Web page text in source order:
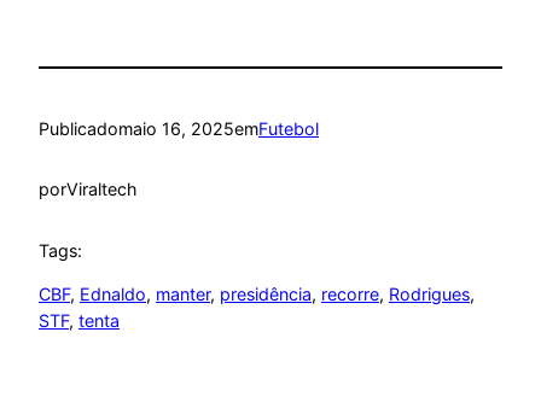
Publicadomaio 16, 2025emFutebol
porViraltech
Tags:
CBF, Ednaldo, manter, presidência, recorre, Rodrigues
STF, tenta